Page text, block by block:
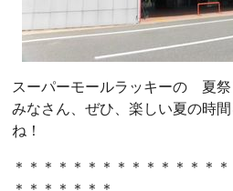
スーパーモールラッキーの 夏
みなさん、ぜひ、楽しい夏の時
ね！
＊＊＊＊＊＊＊＊＊＊＊＊＊＊